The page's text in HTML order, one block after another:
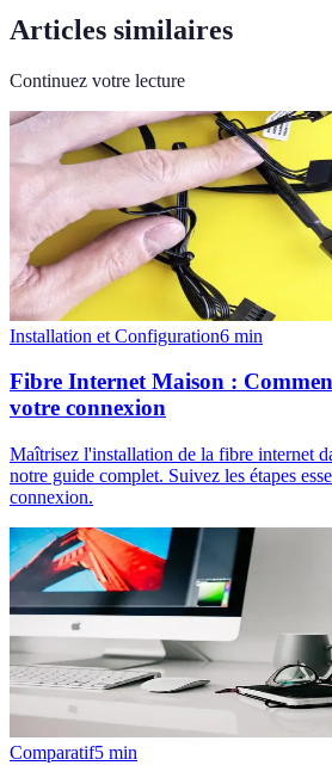
Articles similaires
Continuez votre lecture
Installation et Configuration6 min
Fibre Internet Maison :
votre connexion
Maîtrisez l'installation de la fibre internet
notre guide complet. Suivez les étapes
connexion.
Comparatif5 min